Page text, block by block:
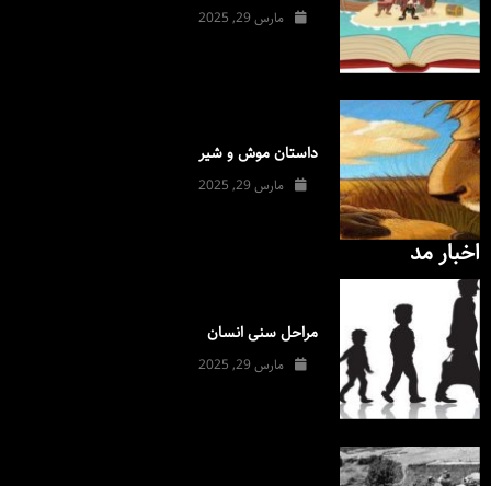
مارس 29, 2025
داستان موش و شیر
مارس 29, 2025
اخبار مد
مراحل سنی انسان
مارس 29, 2025